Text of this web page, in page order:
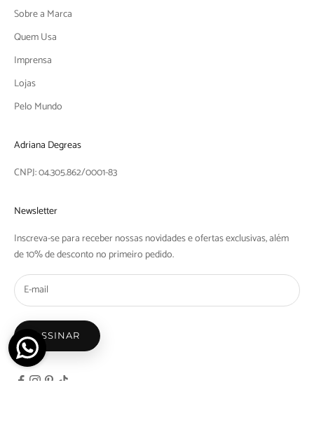
Sobre a Marca
Quem Usa
Imprensa
Lojas
Pelo Mundo
Adriana Degreas
CNPJ: 04.305.862/0001-83
Newsletter
Inscreva-se para receber nossas novidades e ofertas exclusivas, além
de 10% de desconto no primeiro pedido.
ASSINAR